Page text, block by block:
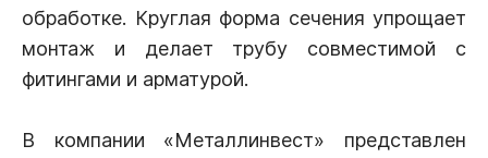
обработке. Круглая форма сечения упрощает
монтаж и делает трубу совместимой с
фитингами и арматурой.
В компании «Металлинвест» представлен